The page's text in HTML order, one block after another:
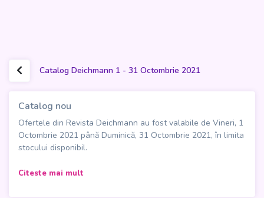
Catalog Deichmann 1 - 31 Octombrie 2021
Catalog nou
Ofertele din Revista Deichmann au fost valabile de Vineri, 1
Octombrie 2021 până Duminică, 31 Octombrie 2021, în limita
stocului disponibil.
Catalog nou - Cizme scurte
Citeste mai mult